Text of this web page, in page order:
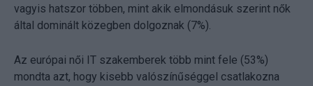
vagyis hatszor többen, mint akik elmondásuk szerint nők
által dominált közegben dolgoznak (7%).
Az európai női IT szakemberek több mint fele (53%)
mondta azt, hogy kisebb valószínűséggel csatlakozna